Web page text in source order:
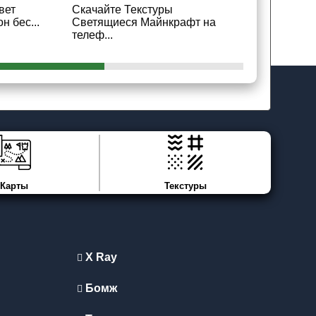
бес...
Скачайте Текстуры
Светящиеся Майнкрафт на
телеф...
Карты Текстуры
X Ray
Бомж